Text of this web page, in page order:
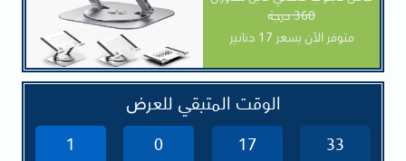
360 درجة
متوفر الآن بسعر 17 دنانير
الوقت المتبقي للعرض
1 0 17 31